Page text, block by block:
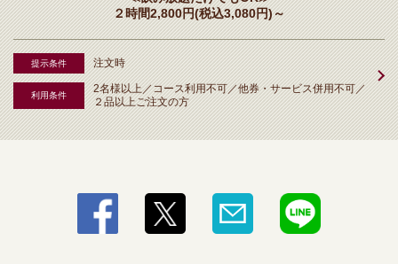
２時間2,800円(税込3,080円)～
提示条件 注文時
利用条件
2名様以上／コース利用不可／他券・サービス併用不可／
２品以上ご注文の方
この店舗情報をシェアする
栃木県宇都宮市一番町3-13
https://hachi-utsunomiya.owst.jp/coupons